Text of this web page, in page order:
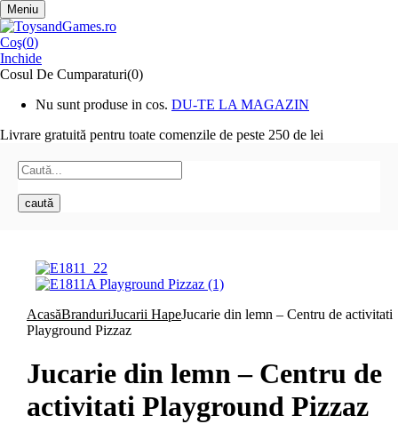
Meniu
Coş(0)
Inchide
Cosul De Cumparaturi(0)
Nu sunt produse in cos. DU-TE LA MAGAZIN
Livrare gratuită pentru toate comenzile de peste 250 de lei
caută
AcasăBranduriJucarii HapeJucarie din lemn – Centru de activitati
Playground Pizzaz
Jucarie din lemn – Centru de
activitati Playground Pizzaz